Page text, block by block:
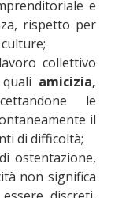
e
rispetto per
collettivo
amicizia,
le
il
di difficoltà;
ostentazione,
non significa